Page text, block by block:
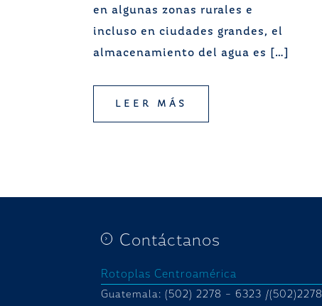
en algunas zonas rurales e
incluso en ciudades grandes, el
almacenamiento del agua es […]
LEER MÁS
Contáctanos
Rotoplas Centroamérica
Guatemala: (502) 2278 – 6323 /(502)2278